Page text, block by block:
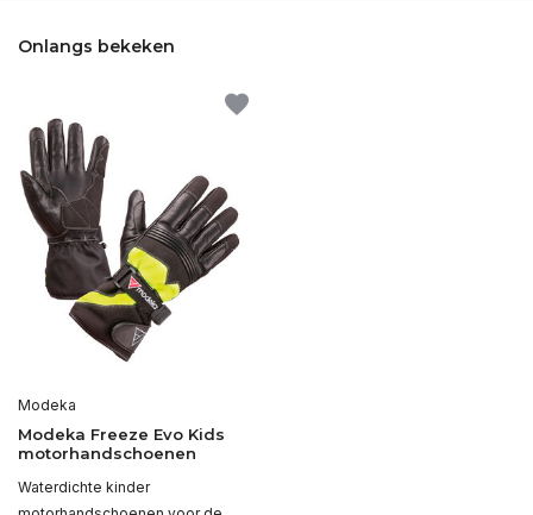
Onlangs bekeken
Modeka
Modeka Freeze Evo Kids
motorhandschoenen
Waterdichte kinder